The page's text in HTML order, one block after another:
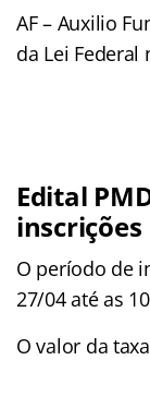
AF – Auxilio
da Lei Federal
Edital
inscrições
O período de
27/04 até as
O valor da